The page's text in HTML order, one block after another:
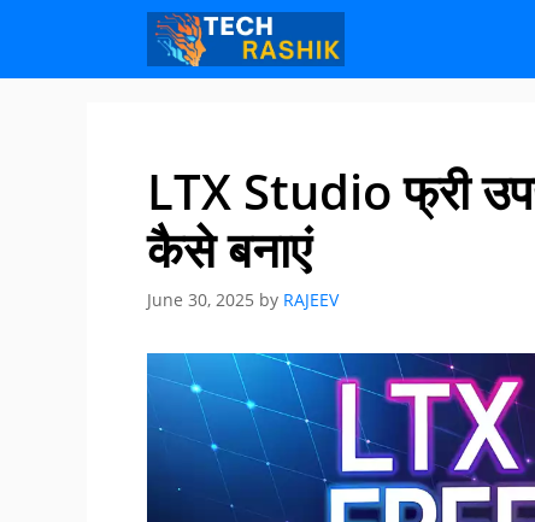
content
content
LTX Studio फ्री
कैसे बनाएं
June 30, 2025 by RAJEEV